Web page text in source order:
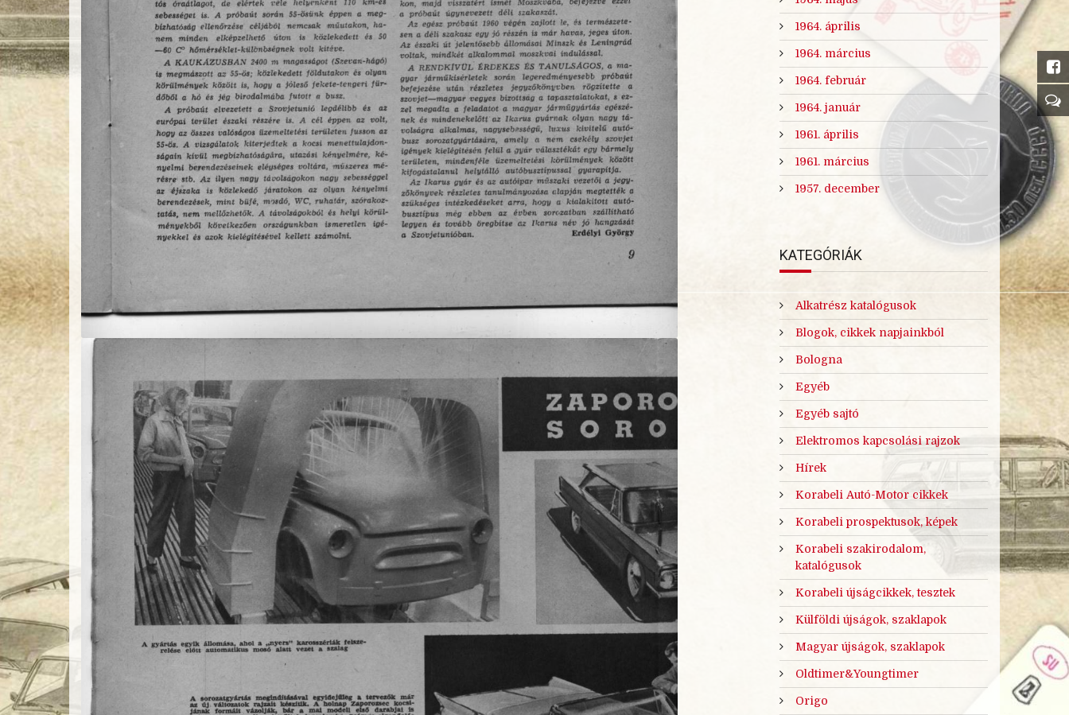
1964. április
1964. március
1964. február
1964. január
1961. április
1961. március
1957. december
KATEGÓRIÁK
Alkatrész katalógusok
Blogok, cikkek napjainkból
Bologna
Egyéb
Egyéb sajtó
Elektromos kapcsolási rajzok
Hírek
Korabeli Autó-Motor cikkek
Korabeli prospektusok, képek
Korabeli szakirodalom,
katalógusok
Korabeli újságcikkek, tesztek
Külföldi újságok, szaklapok
Magyar újságok, szaklapok
Oldtimer&Youngtimer
Origo